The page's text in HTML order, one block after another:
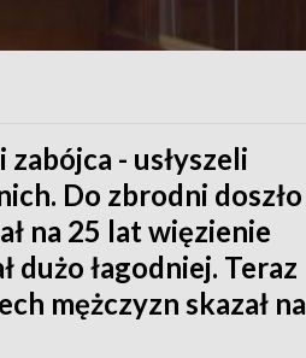
- usłyszeli
Do zbrodni doszło
na 25 lat więzienie
łagodniej. Teraz
mężczyzn skazał na